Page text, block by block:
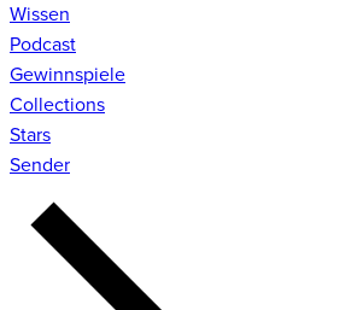
Wissen
Podcast
Gewinnspiele
Collections
Stars
Sender